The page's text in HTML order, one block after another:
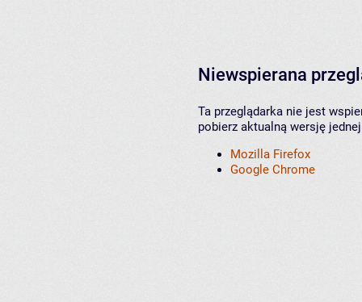
Niewspierana
Ta przeglądarka nie jest
pobierz aktualną wersję
Mozilla Firefox
Google Chrome